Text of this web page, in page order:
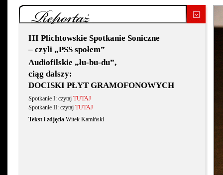
Reportaż
III Plichtowskie Spotkanie Soniczne
– czyli „PSS społem”
Audiofilskie „łu-bu-du”,
ciąg dalszy:
DOCISKI PŁYT GRAMOFONOWYCH
Spotkanie I: czytaj TUTAJ
Spotkanie II: czytaj TUTAJ
Tekst i zdjęcia Witek Kamiński